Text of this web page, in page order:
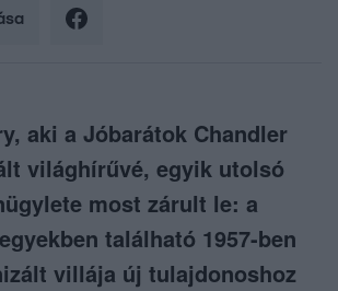
aki a Jóbarátok Chandler
világhírűvé, egyik utolsó
most zárult le: a
található 1957-ben
villája új tulajdonoshoz